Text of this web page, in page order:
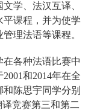
学、法汉互译、
课程，并为使学
理法语等课程。
各种法语比赛中
和2014年在全
陈思宇同学分别
译竞赛第三和第二